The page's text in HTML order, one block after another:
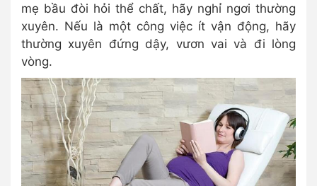
mẹ bầu đòi hỏi thể chất, hãy nghỉ ngơi thường
xuyên. Nếu là một công việc ít vận động, hãy
thường xuyên đứng dậy, vươn vai và đi lòng
vòng.